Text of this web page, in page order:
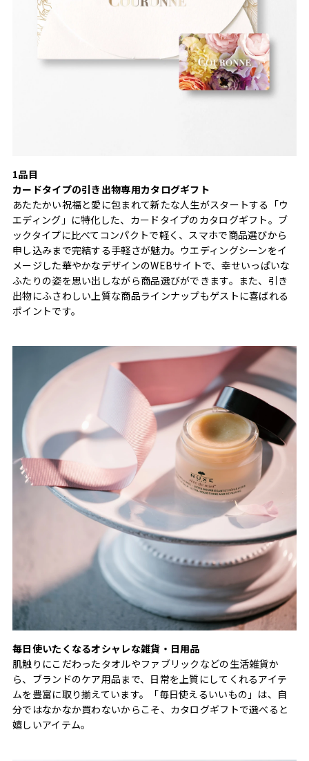
1品目
カードタイプの引き出物専用カタログギフト
あたたかい祝福と愛に包まれて新たな人生がスタートする「ウ
エディング」に特化した、カードタイプのカタログギフト。ブ
ックタイプに比べてコンパクトで軽く、スマホで商品選びから
申し込みまで完結する手軽さが魅力。ウエディングシーンをイ
メージした華やかなデザインのWEBサイトで、幸せいっぱいな
ふたりの姿を思い出しながら商品選びができます。また、引き
出物にふさわしい上質な商品ラインナップもゲストに喜ばれる
ポイントです。
毎日使いたくなるオシャレな雑貨・日用品
肌触りにこだわったタオルやファブリックなどの生活雑貨か
ら、ブランドのケア用品まで、日常を上質にしてくれるアイテ
ムを豊富に取り揃えています。「毎日使えるいいもの」は、自
分ではなかなか買わないからこそ、カタログギフトで選べると
嬉しいアイテム。